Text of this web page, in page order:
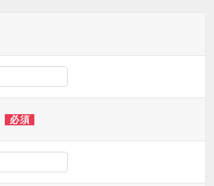
必須